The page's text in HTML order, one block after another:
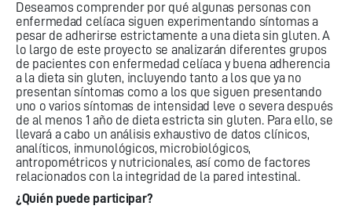
Deseamos comprender por qué algunas personas con
enfermedad celíaca siguen experimentando síntomas a
pesar de adherirse estrictamente a una dieta sin gluten. A
lo largo de este proyecto se analizarán diferentes grupos
de pacientes con enfermedad celíaca y buena adherencia
a la dieta sin gluten, incluyendo tanto a los que ya no
presentan síntomas como a los que siguen presentando
uno o varios síntomas de intensidad leve o severa después
de al menos 1 año de dieta estricta sin gluten. Para ello, se
llevará a cabo un análisis exhaustivo de datos clínicos,
analíticos, inmunológicos, microbiológicos,
antropométricos y nutricionales, así como de factores
relacionados con la integridad de la pared intestinal.
¿Quién puede participar?